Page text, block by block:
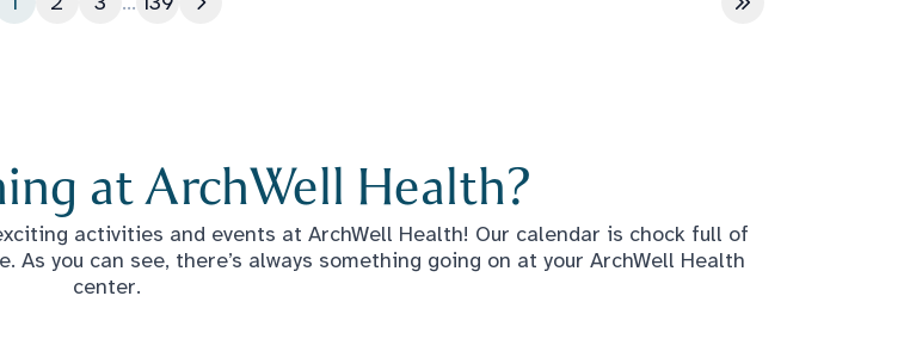
下一页 最后一页
at ArchWell Health?
activities and events at ArchWell Health! Our calendar is chock full of
As you can see, there’s always something going on at your ArchWell Health
center.